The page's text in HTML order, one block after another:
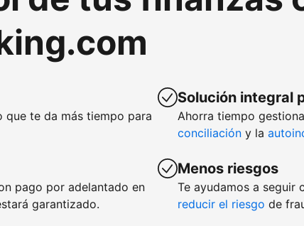
que te da más tiempo para
pago por adelantado en
garantizado.
Solución integral
Ahorra tiempo
conciliación y la
Menos riesgos
Te ayudamos a seguir
reducir el riesgo de